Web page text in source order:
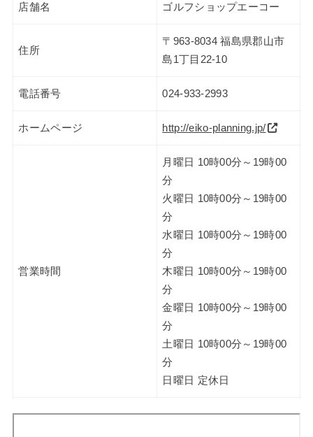
店舗名 ゴルフショップエーコー
住所
〒963-8034 福島県郡山市
島1丁目22-10
電話番号 024-933-2993
ホームページ http://eiko-planning.jp/
営業時間
月曜日 10時00分～19時00
分
火曜日 10時00分～19時00
分
水曜日 10時00分～19時00
分
木曜日 10時00分～19時00
分
金曜日 10時00分～19時00
分
土曜日 10時00分～19時00
分
日曜日 定休日